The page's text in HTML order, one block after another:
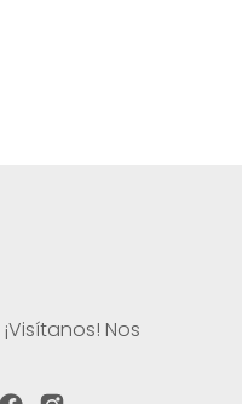
Nos